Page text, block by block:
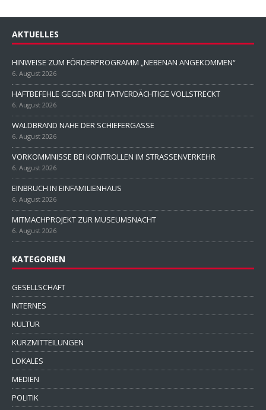
AKTUELLES
HINWEISE ZUM FÖRDERPROGRAMM „NEBENAN ANGEKOMMEN“
6. August 2026
HAFTBEFEHLE GEGEN DREI TATVERDÄCHTIGE VOLLSTRECKT
6. August 2026
WALDBRAND NAHE DER SCHIEFERGASSE
6. August 2026
VORKOMMNISSE BEI KONTROLLEN IM STRASSENVERKEHR
6. August 2026
EINBRUCH IN EINFAMILIENHAUS
6. August 2026
MITMACHPROJEKT ZUR MUSEUMSNACHT
6. August 2026
KATEGORIEN
GESELLSCHAFT
INTERNES
KULTUR
KURZMITTEILUNGEN
LOKALES
MEDIEN
POLITIK